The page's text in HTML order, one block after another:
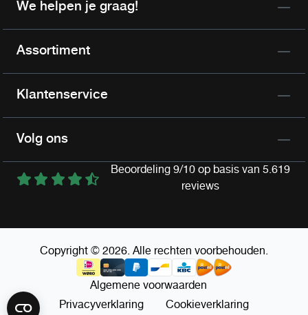
We helpen je graag!
Assortiment
Klantenservice
Volg ons
Beoordeling 9/10 op basis van 5.619
reviews
Copyright © 2026. Alle rechten voorbehouden.
Algemene voorwaarden
Privacyverklaring
Cookieverklaring